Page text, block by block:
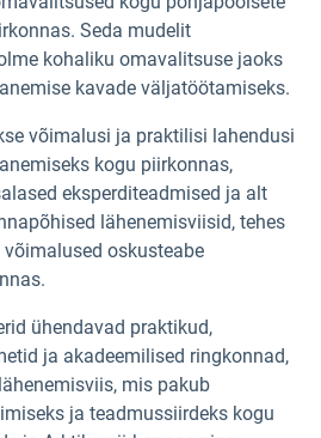
Seda mudelit
kohaliku omavalitsuse jaoks
kavade väljatöötamiseks.
võimalusi ja praktilisi lahendusi
kogu piirkonnas,
eksperditeadmised ja alt
lähenemisviisid, tehes
oskusteabe
ühendavad praktikud,
ja akadeemilised ringkonnad,
mis pakub
ja teadmussiirdeks kogu